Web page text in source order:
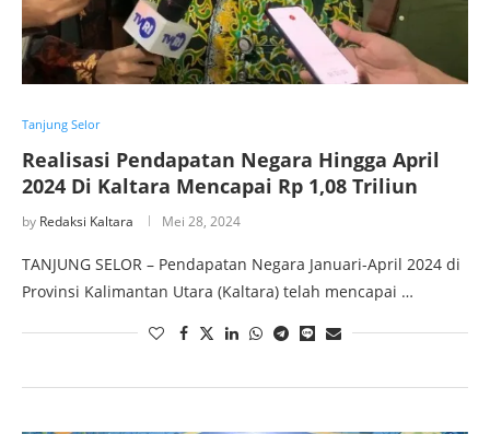
Tanjung Selor
Realisasi Pendapatan Negara Hingga April
2024 Di Kaltara Mencapai Rp 1,08 Triliun
by Redaksi Kaltara Mei 28, 2024
TANJUNG SELOR – Pendapatan Negara Januari-April 2024 di
Provinsi Kalimantan Utara (Kaltara) telah mencapai …